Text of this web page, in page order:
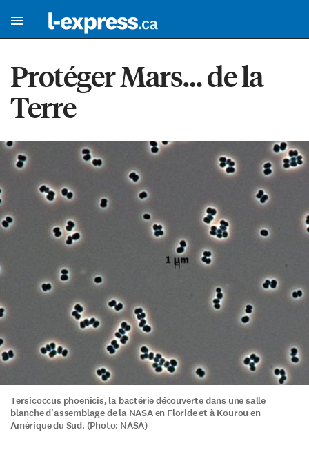
Protéger Mars… de la
Terre
Tersicoccus phoenicis, la bactérie découverte dans une salle
blanche d'assemblage de la NASA en Floride et à Kourou en
Amérique du Sud. (Photo: NASA)